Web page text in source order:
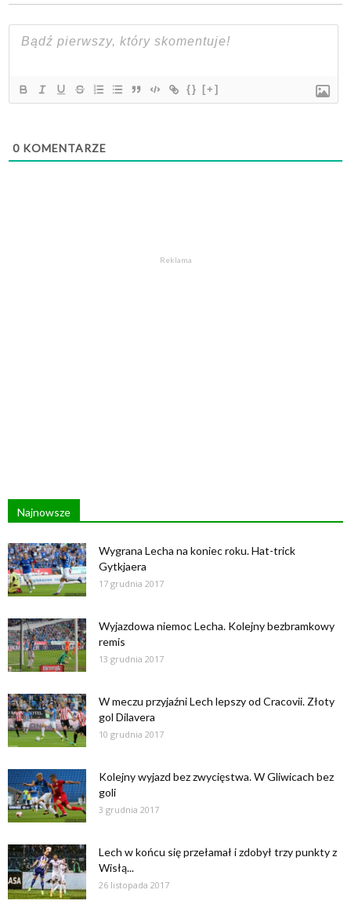
{} [+]
0 KOMENTARZE
Reklama
Najnowsze
Wygrana Lecha na koniec roku. Hat-trick
Gytkjaera
17 grudnia 2017
Wyjazdowa niemoc Lecha. Kolejny bezbramkowy
remis
13 grudnia 2017
W meczu przyjaźni Lech lepszy od Cracovii. Złoty
gol Dilavera
10 grudnia 2017
Kolejny wyjazd bez zwycięstwa. W Gliwicach bez
goli
3 grudnia 2017
Lech w końcu się przełamał i zdobył trzy punkty z
Wisłą...
26 listopada 2017